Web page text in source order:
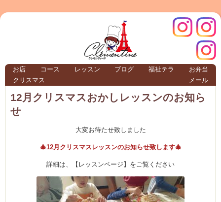
お店 コース レッスン ブログ 福祉テラ
お弁当
クリスマス
メール
インス
クレモ
ンティ
12月クリスマスおかしレッスンのお知ら
せ
大変お待たせ致しました
🎄12月クリスマスレッスンのお知らせ致します🎄
詳細は、【レッスンページ】をご覧ください